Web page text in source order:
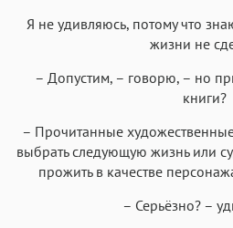
Я не удивляюсь, потому что
жизни не
– Допустим, – говорю, – но
книги?
– Прочитанные
выбрать следующую жизнь или
прожить в качестве
– Серьёзно? –